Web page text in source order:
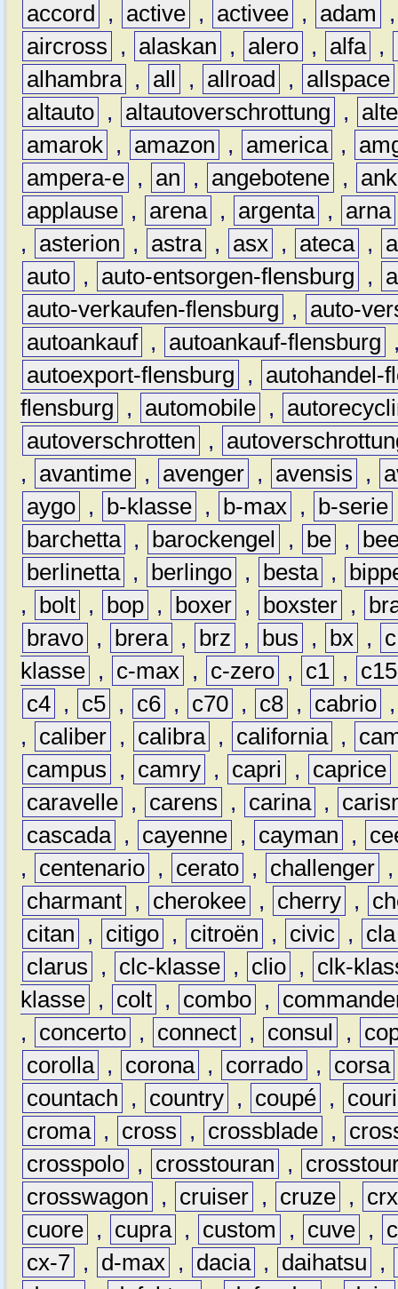
accord
, active , activee , adam
aircross
, alaskan , alero , alfa ,
alhambra , all , allroad , allspace
altauto , altautoverschrottung ,
amarok , amazon , america ,
ampera-e , an , angebotene ,
applause , arena , argenta , arna
,
asterion , astra , asx , ateca ,
auto , auto-entsorgen-flensburg ,
auto-verkaufen-flensburg
,
auto-
autoankauf , autoankauf-flensburg
autoexport-flensburg
,
autohandel-
flensburg
, automobile ,
autoverschrotten
,
,
avantime , avenger , avensis ,
aygo , b-klasse , b-max , b-serie
barchetta , barockengel , be ,
berlinetta , berlingo , besta ,
,
bolt , bop , boxer , boxster ,
bravo , brera , brz , bus , bx ,
c
klasse , c-max , c-zero , c1 ,
c15
c4 , c5 , c6 , c70 , c8 , cabrio
,
caliber , calibra , california ,
campus
, camry , capri , caprice
caravelle , carens , carina ,
cascada , cayenne , cayman ,
,
centenario , cerato , challenger
charmant , cherokee , cherry ,
citan
, citigo , citroën , civic ,
cla
clarus
, clc-klasse , clio ,
clk-
klasse , colt , combo ,
,
concerto , connect , consul ,
corolla , corona , corrado , corsa
countach
, country , coupé ,
croma , cross , crossblade ,
crosspolo , crosstouran ,
crosswagon
, cruiser , cruze ,
crx
cuore , cupra , custom , cuve ,
cx-7 , d-max , dacia , daihatsu
,